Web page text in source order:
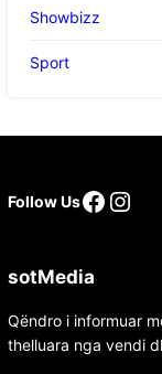
Showbizz
Sport
Follow Us
sotMedia
Qëndro i informuar
thelluara nga vendi